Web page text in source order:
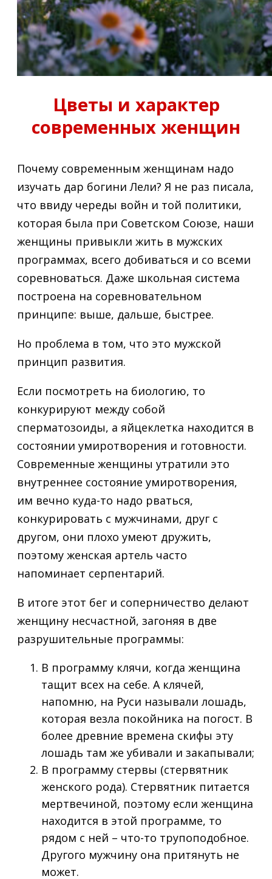
Цветы и характер
современных женщин
Почему современным женщинам надо
изучать дар богини Лели? Я не раз писала,
что ввиду череды войн и той политики,
которая была при Советском Союзе, наши
женщины привыкли жить в мужских
программах, всего добиваться и со всеми
соревноваться. Даже школьная система
построена на соревновательном
принципе: выше, дальше, быстрее.
Но проблема в том, что это мужской
принцип развития.
Если посмотреть на биологию, то
конкурируют между собой
сперматозоиды, а яйцеклетка находится в
состоянии умиротворения и готовности.
Современные женщины утратили это
внутреннее состояние умиротворения,
им вечно куда-то надо рваться,
конкурировать с мужчинами, друг с
другом, они плохо умеют дружить,
поэтому женская артель часто
напоминает серпентарий.
В итоге этот бег и соперничество делают
женщину несчастной, загоняя в две
разрушительные программы:
В программу клячи, когда женщина
тащит всех на себе. А клячей,
напомню, на Руси называли лошадь,
которая везла покойника на погост. В
более древние времена скифы эту
лошадь там же убивали и закапывали;
В программу стервы (стервятник
женского рода). Стервятник питается
мертвечиной, поэтому если женщина
находится в этой программе, то
рядом с ней – что-то трупоподобное.
Другого мужчину она притянуть не
может.